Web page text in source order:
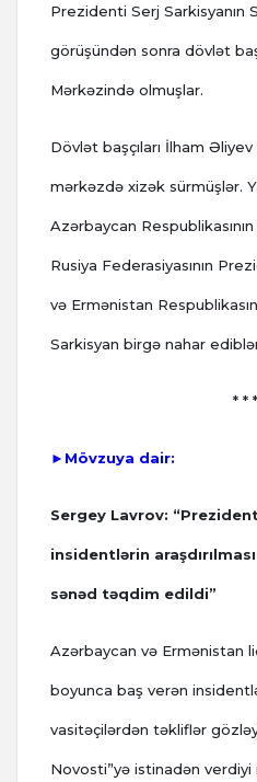
Prezidenti Serj Sarkisyanın
görüşündən sonra dövlət
Mərkəzində olmuşlar.
Dövlət başçıları İlham
mərkəzdə xizək sürmüşlər.
Azərbaycan
Rusiya Federasiyasının
və Ermənistan
Sarkisyan birgə nahar
* * *
►Mövzuya dair:
Sergey Lavrov:
insidentlərin
sənəd təqdim edildi”
Azərbaycan və Ermənistan
boyunca baş verən
vasitəçilərdən təkliflər
Novosti”yə istinadən